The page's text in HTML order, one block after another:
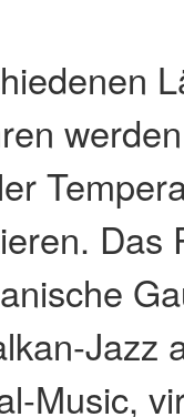
Das
Jazz
Music,